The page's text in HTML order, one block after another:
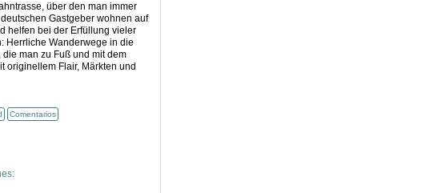
über den man immer
Gastgeber wohnen auf
helfen bei der Erfüllung vieler
Herrliche Wanderwege in die
man zu Fuß und mit dem
originellem Flair, Märkten und
Comentarios